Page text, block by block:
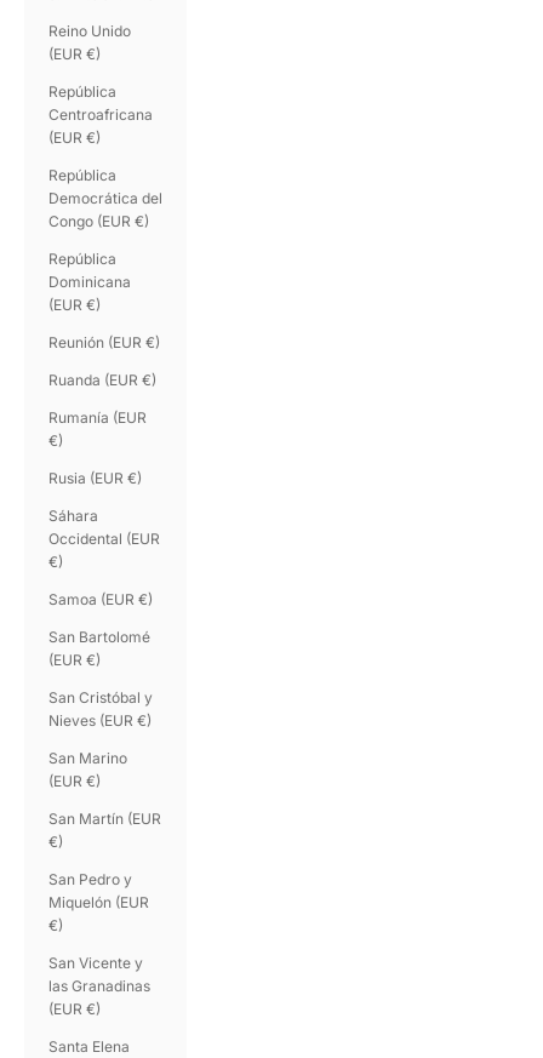
Reino Unido
(EUR €)
República
Centroafricana
(EUR €)
República
Democrática del
Congo (EUR €)
República
Dominicana
(EUR €)
Reunión (EUR €)
Ruanda (EUR €)
Rumanía (EUR
€)
Rusia (EUR €)
Sáhara
Occidental (EUR
€)
Samoa (EUR €)
San Bartolomé
(EUR €)
San Cristóbal y
Nieves (EUR €)
San Marino
(EUR €)
San Martín (EUR
€)
San Pedro y
Miquelón (EUR
€)
San Vicente y
las Granadinas
(EUR €)
Santa Elena